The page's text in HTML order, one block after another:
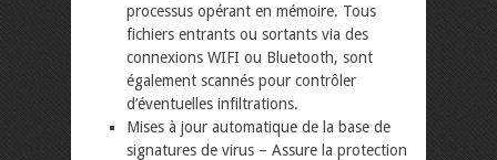
processus opérant en mémoire. Tous
fichiers entrants ou sortants via des
connexions WIFI ou Bluetooth, sont
également scannés pour contrôler
d’éventuelles infiltrations.
Mises à jour automatique de la base de
signatures de virus – Assure la protection